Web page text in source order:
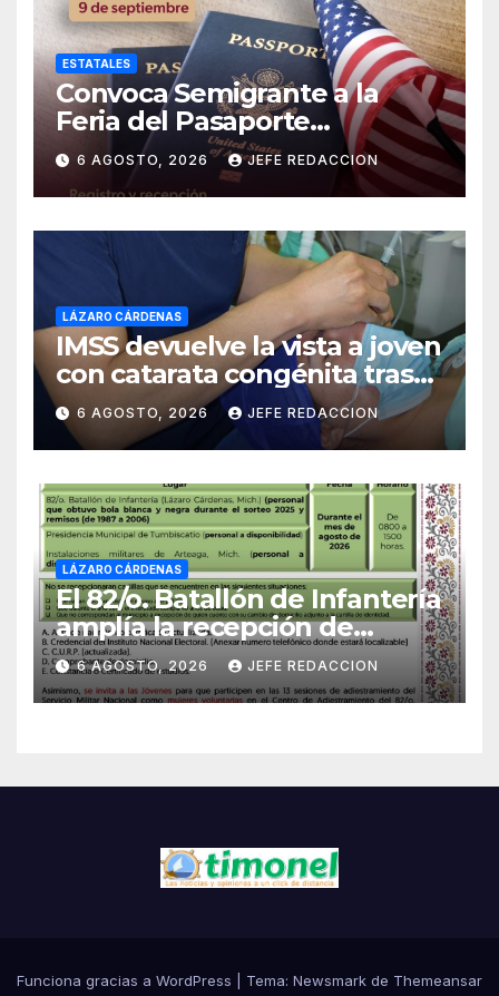
ESTATALES
Convoca Semigrante a la
Feria del Pasaporte
Estadounidense 2026
6 AGOSTO, 2026 JEFE REDACCION
LÁZARO CÁRDENAS
IMSS devuelve la vista a joven
con catarata congénita tras
23 años de limitación visual
6 AGOSTO, 2026 JEFE REDACCION
LÁZARO CÁRDENAS
El 82/o. Batallón de Infantería
amplía la recepción de
documentos para obtener La
Catilla del Servicio Militar
Nacional
6 AGOSTO, 2026 JEFE REDACCION
Funciona gracias a WordPress Tema: Newsmark de Themeansar